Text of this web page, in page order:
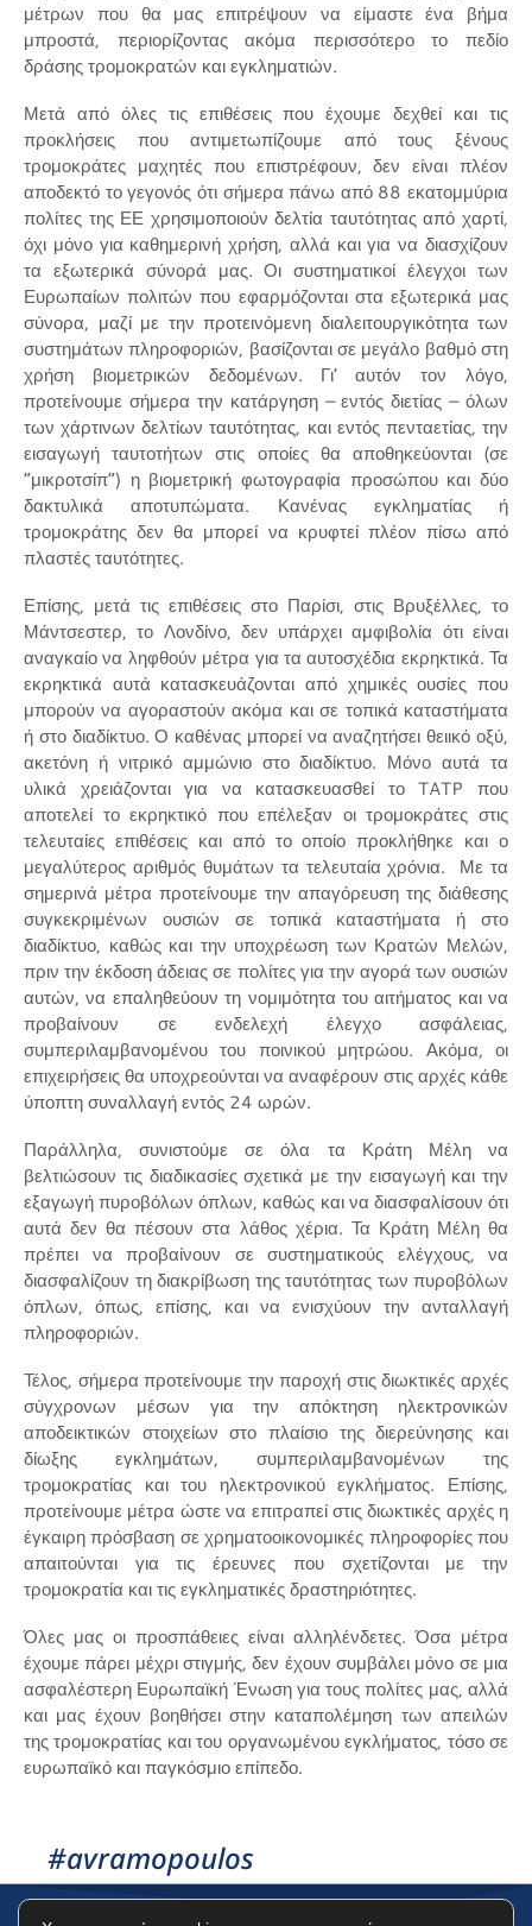
μέτρων που θα μας επιτρέψουν να είμαστε ένα βήμα
μπροστά, περιορίζοντας ακόμα περισσότερο το πεδίο
δράσης τρομοκρατών και εγκληματιών.
Μετά από όλες τις επιθέσεις που έχουμε δεχθεί και τις
προκλήσεις που αντιμετωπίζουμε από τους ξένους
τρομοκράτες μαχητές που επιστρέφουν, δεν είναι πλέον
αποδεκτό το γεγονός ότι σήμερα πάνω από 88 εκατομμύρια
πολίτες της ΕΕ χρησιμοποιούν δελτία ταυτότητας από χαρτί,
όχι μόνο για καθημερινή χρήση, αλλά και για να διασχίζουν
τα εξωτερικά σύνορά μας. Οι συστηματικοί έλεγχοι των
Ευρωπαίων πολιτών που εφαρμόζονται στα εξωτερικά μας
σύνορα, μαζί με την προτεινόμενη διαλειτουργικότητα των
συστημάτων πληροφοριών, βασίζονται σε μεγάλο βαθμό στη
χρήση βιομετρικών δεδομένων. Γι’ αυτόν τον λόγο,
προτείνουμε σήμερα την κατάργηση – εντός διετίας – όλων
των χάρτινων δελτίων ταυτότητας, και εντός πενταετίας, την
εισαγωγή ταυτοτήτων στις οποίες θα αποθηκεύονται (σε
“μικροτσίπ”) η βιομετρική φωτογραφία προσώπου και δύο
δακτυλικά αποτυπώματα. Κανένας εγκληματίας ή
τρομοκράτης δεν θα μπορεί να κρυφτεί πλέον πίσω από
πλαστές ταυτότητες.
Επίσης, μετά τις επιθέσεις στο Παρίσι, στις Βρυξέλλες, το
Μάντσεστερ, το Λονδίνο, δεν υπάρχει αμφιβολία ότι είναι
αναγκαίο να ληφθούν μέτρα για τα αυτοσχέδια εκρηκτικά. Τα
εκρηκτικά αυτά κατασκευάζονται από χημικές ουσίες που
μπορούν να αγοραστούν ακόμα και σε τοπικά καταστήματα
ή στο διαδίκτυο. Ο καθένας μπορεί να αναζητήσει θειικό οξύ,
ακετόνη ή νιτρικό αμμώνιο στο διαδίκτυο. Μόνο αυτά τα
υλικά χρειάζονται για να κατασκευασθεί το TATP που
αποτελεί το εκρηκτικό που επέλεξαν οι τρομοκράτες στις
τελευταίες επιθέσεις και από το οποίο προκλήθηκε και ο
μεγαλύτερος αριθμός θυμάτων τα τελευταία χρόνια. Με τα
σημερινά μέτρα προτείνουμε την απαγόρευση της διάθεσης
συγκεκριμένων ουσιών σε τοπικά καταστήματα ή στο
διαδίκτυο, καθώς και την υποχρέωση των Κρατών Μελών,
πριν την έκδοση άδειας σε πολίτες για την αγορά των ουσιών
αυτών, να επαληθεύουν τη νομιμότητα του αιτήματος και να
προβαίνουν σε ενδελεχή έλεγχο ασφάλειας,
συμπεριλαμβανομένου του ποινικού μητρώου. Ακόμα, οι
επιχειρήσεις θα υποχρεούνται να αναφέρουν στις αρχές κάθε
ύποπτη συναλλαγή εντός 24 ωρών.
Παράλληλα, συνιστούμε σε όλα τα Κράτη Μέλη να
βελτιώσουν τις διαδικασίες σχετικά με την εισαγωγή και την
εξαγωγή πυροβόλων όπλων, καθώς και να διασφαλίσουν ότι
αυτά δεν θα πέσουν στα λάθος χέρια. Τα Κράτη Μέλη θα
πρέπει να προβαίνουν σε συστηματικούς ελέγχους, να
διασφαλίζουν τη διακρίβωση της ταυτότητας των πυροβόλων
όπλων, όπως, επίσης, και να ενισχύουν την ανταλλαγή
πληροφοριών.
Τέλος, σήμερα προτείνουμε την παροχή στις διωκτικές αρχές
σύγχρονων μέσων για την απόκτηση ηλεκτρονικών
αποδεικτικών στοιχείων στο πλαίσιο της διερεύνησης και
δίωξης εγκλημάτων, συμπεριλαμβανομένων της
τρομοκρατίας και του ηλεκτρονικού εγκλήματος. Επίσης,
προτείνουμε μέτρα ώστε να επιτραπεί στις διωκτικές αρχές η
έγκαιρη πρόσβαση σε χρηματοοικονομικές πληροφορίες που
απαιτούνται για τις έρευνες που σχετίζονται με την
τρομοκρατία και τις εγκληματικές δραστηριότητες.
Όλες μας οι προσπάθειες είναι αλληλένδετες. Όσα μέτρα
έχουμε πάρει μέχρι στιγμής, δεν έχουν συμβάλει μόνο σε μια
ασφαλέστερη Ευρωπαϊκή Ένωση για τους πολίτες μας, αλλά
και μας έχουν βοηθήσει στην καταπολέμηση των απειλών
της τρομοκρατίας και του οργανωμένου εγκλήματος, τόσο σε
ευρωπαϊκό και παγκόσμιο επίπεδο.
#avramopoulos